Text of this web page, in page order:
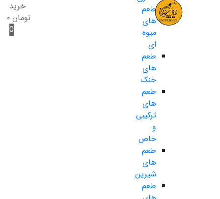
طعم
های
میوه
ای
طعم
های
خنک
طعم
های
ترکیبی
و
خاص
طعم
های
شیرین
طعم
خرید
تومان ۰
0